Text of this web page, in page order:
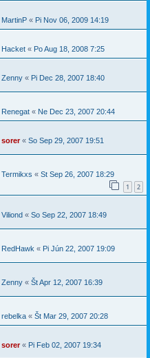
MartinP « Pi Nov 06, 2009 14:19
Hacket « Po Aug 18, 2008 7:25
Zenny « Pi Dec 28, 2007 18:40
Renegat « Ne Dec 23, 2007 20:44
sorer« So Sep 29, 2007 19:51
Termikxs « St Sep 26, 2007 18:29
1 2
Viliond « So Sep 22, 2007 18:49
RedHawk « Pi Jún 22, 2007 19:09
Zenny « Št Apr 12, 2007 16:39
rebelka « Št Mar 29, 2007 20:28
sorer« Pi Feb 02, 2007 19:34